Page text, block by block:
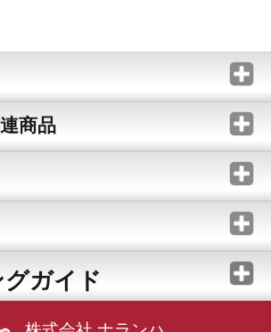
商品
ガイド